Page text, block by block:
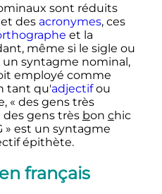
sont réduits
des acronymes, ces
et la
même si le sigle ou
syntagme nominal,
employé comme
tant qu'adjectifou
« des gens très
des gens très bon chic
» est un syntagme
épithète.
français